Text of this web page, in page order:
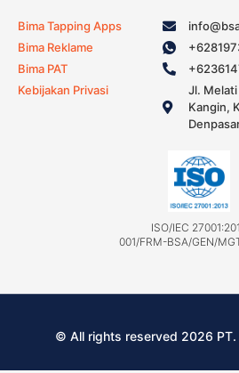
Bima Tapping Apps
Bima Reklame
Bima PAT
Kebijakan Privasi
Jl. Melati
Kangin,
ISO/IEC
001/FRM-BSA/GEN/
© All rights reserved 2026 PT.